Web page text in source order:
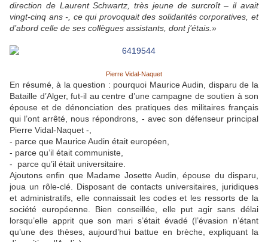
direction de Laurent Schwartz, très jeune de surcroît – il avait
vingt-cinq ans -, ce qui provoquait des solidarités corporatives, et
d’abord celle de ses collègues assistants, dont j’étais.»
Pierre Vidal-Naquet
En résumé, à la question : pourquoi Maurice Audin, disparu de la
Bataille d’Alger, fut-il au centre d’une campagne de soutien à son
épouse et de dénonciation des pratiques des militaires français
qui l’ont arrêté, nous répondrons, - avec son défenseur principal
Pierre Vidal-Naquet -,
- parce que Maurice Audin était européen,
- parce qu’il était communiste,
- parce qu’il était universitaire.
Ajoutons enfin que Madame Josette Audin, épouse du disparu,
joua un rôle-clé. Disposant de contacts universitaires, juridiques
et administratifs, elle connaissait les codes et les ressorts de la
société européenne. Bien conseillée, elle put agir sans délai
lorsqu’elle apprit que son mari s’était évadé (l’évasion n’étant
qu’une des thèses, aujourd’hui battue en brèche, expliquant la